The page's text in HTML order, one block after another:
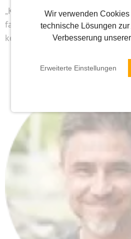
Wir verwenden
technische Lösungen
Verbesserung
Erweiterte Einstellungen
„Kann es selbst kaum glauben,
fast um die Ecke im Viertel
kennenlernen durften.“